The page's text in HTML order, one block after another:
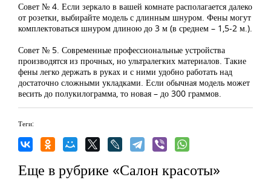
Совет № 4. Если зеркало в вашей комнате располагается далеко
от розетки, выбирайте модель с длинным шнуром. Фены могут
комплектоваться шнуром длиною до 3 м (в среднем – 1,5-2 м.).
Совет № 5. Современные профессиональные устройства
производятся из прочных, но ультралегких материалов. Такие
фены легко держать в руках и с ними удобно работать над
достаточно сложными укладками. Если обычная модель может
весить до полукилограмма, то новая – до 300 граммов.
Теги:
Еще в рубрике «Салон красоты»